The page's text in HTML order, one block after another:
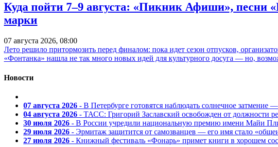
Куда пойти 7–9 августа: «Пикник Афиши», песни
марки
07 августа 2026, 08:00
Лето решило притормозить перед финалом: пока идет сезон отпусков,
«Фонтанка» нашла не так много новых идей для культурного досуга — но,
Новости
07 августа 2026 - В Петербурге готовятся наблюдать солнечное затмение
04 августа 2026 - ТАСС: Григорий Заславский освобожден от должности
30 июля 2026 - В России учредили национальную премию имени Майи
29 июля 2026 - Эрмитаж защитится от самозванцев — его имя стало
27 июля 2026 - Книжный фестиваль «Фонарь» примет книги в хорошем